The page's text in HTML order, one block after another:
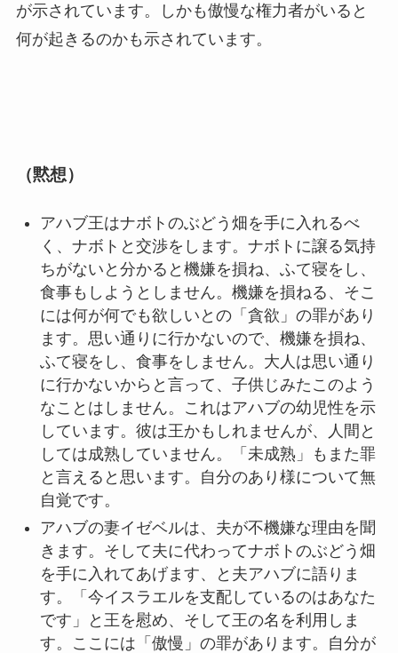
が示されています。しかも傲慢な権力者がいると
何が起きるのかも示されています。
（黙想）
アハブ王はナボトのぶどう畑を手に入れるべ
く、ナボトと交渉をします。ナボトに譲る気持
ちがないと分かると機嫌を損ね、ふて寝をし、
食事もしようとしません。機嫌を損ねる、そこ
には何が何でも欲しいとの「貪欲」の罪があり
ます。思い通りに行かないので、機嫌を損ね、
ふて寝をし、食事をしません。大人は思い通り
に行かないからと言って、子供じみたこのよう
なことはしません。これはアハブの幼児性を示
しています。彼は王かもしれませんが、人間と
しては成熟していません。「未成熟」もまた罪
と言えると思います。自分のあり様について無
自覚です。
アハブの妻イゼベルは、夫が不機嫌な理由を聞
きます。そして夫に代わってナボトのぶどう畑
を手に入れてあげます、と夫アハブに語りま
す。「今イスラエルを支配しているのはあなた
です」と王を慰め、そして王の名を利用しま
す。ここには「傲慢」の罪があります。自分が